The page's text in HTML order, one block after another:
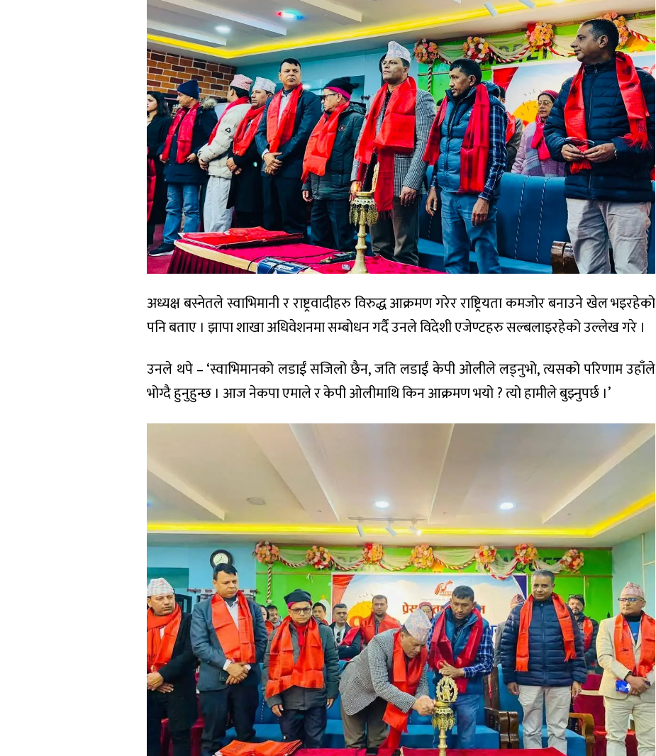
अध्यक्ष बस्नेतले स्वाभिमानी र राष्ट्रवादीहरु विरुद्ध आक्रमण गरेर राष्ट्रियता कमजोर बनाउने खेल भइरहेको
पनि बताए । झापा शाखा अधिवेशनमा सम्बोधन गर्दै उनले विदेशी एजेण्टहरु सल्बलाइरहेको उल्लेख गरे ।
उनले थपे – ‘स्वाभिमानको लडाईं सजिलो छैन, जति लडाईं केपी ओलीले लड्नुभो, त्यसको परिणाम उहाँले
भोग्दै हुनुहुन्छ । आज नेकपा एमाले र केपी ओलीमाथि किन आक्रमण भयो ? त्यो हामीले बुझ्नुपर्छ ।’